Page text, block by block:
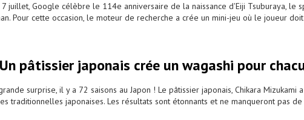
juillet, Google célèbre le 114e anniversaire de la naissance d'Eiji Tsuburaya,
Pour cette occasion, le moteur de recherche a crée un mini-jeu où le joueur
Un pâtissier japonais crée un wagashi pour
surprise, il y a 72 saisons au Japon ! Le pâtissier japonais, Chikara
traditionnelles japonaises. Les résultats sont étonnants et ne manqueront pas